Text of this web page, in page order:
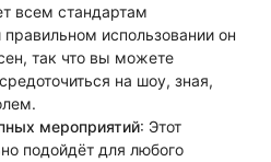
всем стандартам
использовании он
так что вы можете
на шоу, зная,
мероприятий: Этот
подойдёт для любого